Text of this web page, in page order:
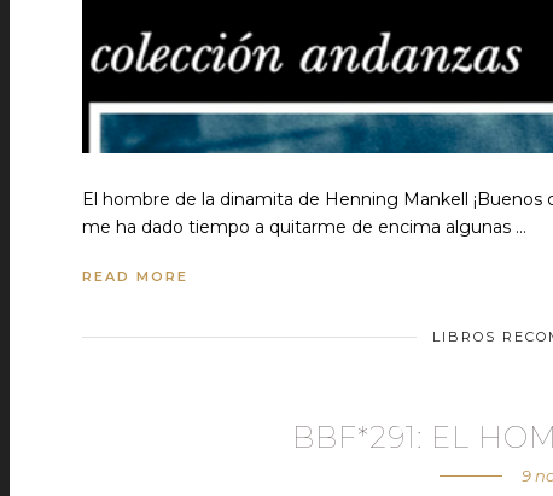
El hombre de la dinamita de Henning Mankell
me ha dado tiempo a quitarme de encima algunas …
READ MORE
LIBROS
BBF*291: EL
9